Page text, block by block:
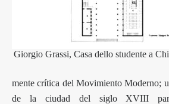
Giorgio Grassi, Casa dello studente a
mente crítica del Movimiento Moderno;
de la ciudad del siglo XVIII